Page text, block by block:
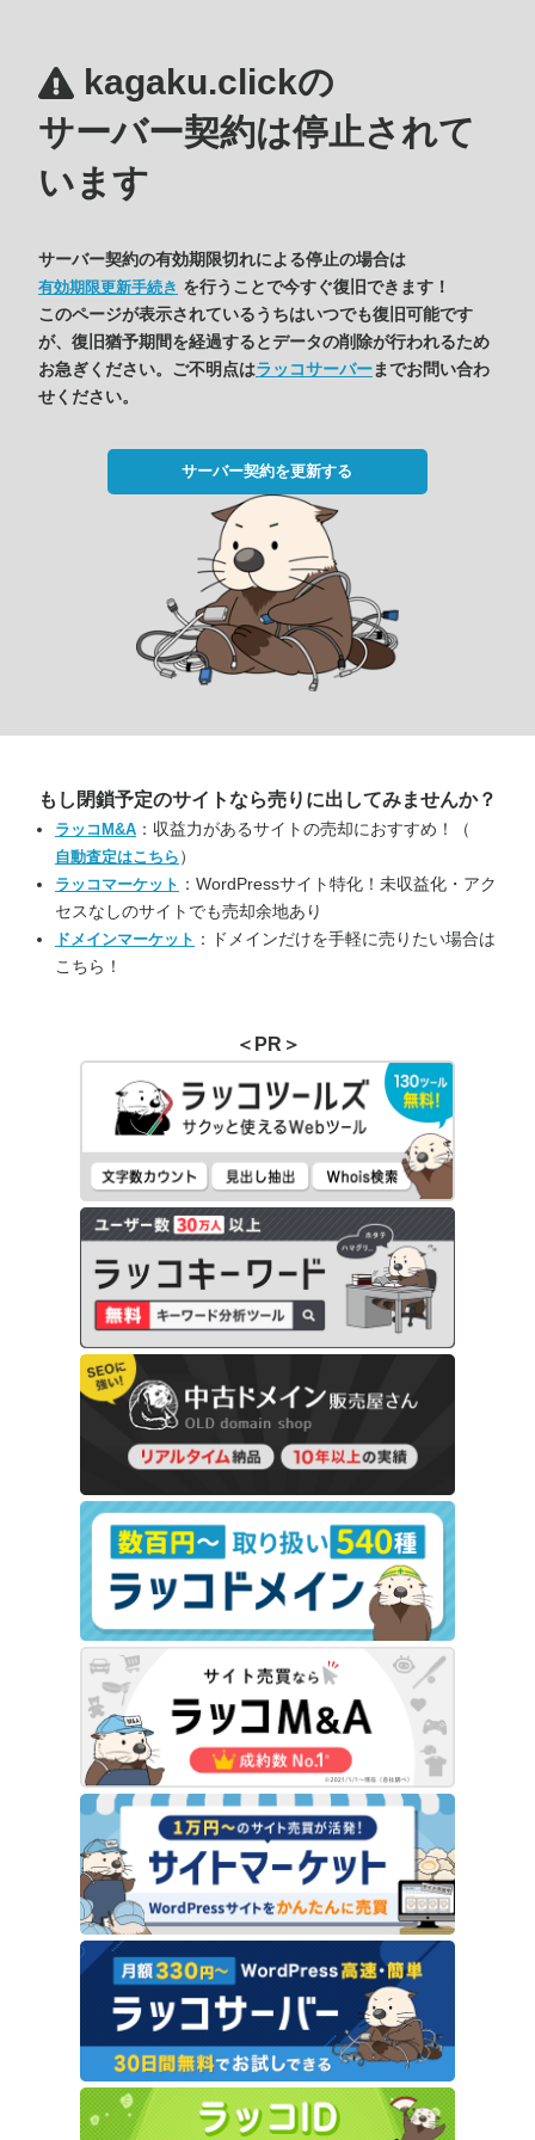
kagaku.clickの
サーバー契約は停止されて
います
サーバー契約の有効期限切れによる停止の場合は
有効期限更新手続き を行うことで今すぐ復旧できます！
このページが表示されているうちはいつでも復旧可能です
が、復旧猶予期間を経過するとデータの削除が行われるため
お急ぎください。ご不明点はラッコサーバーまでお問い合わ
せください。
サーバー契約を更新する
もし閉鎖予定のサイトなら売りに出してみませんか？
ラッコM&A ：収益力があるサイトの売却におすすめ！（
自動査定はこちら ）
ラッコマーケット ：WordPressサイト特化！未収益化・アク
セスなしのサイトでも売却余地あり
ドメインマーケット ：ドメインだけを手軽に売りたい場合は
こちら！
＜PR＞